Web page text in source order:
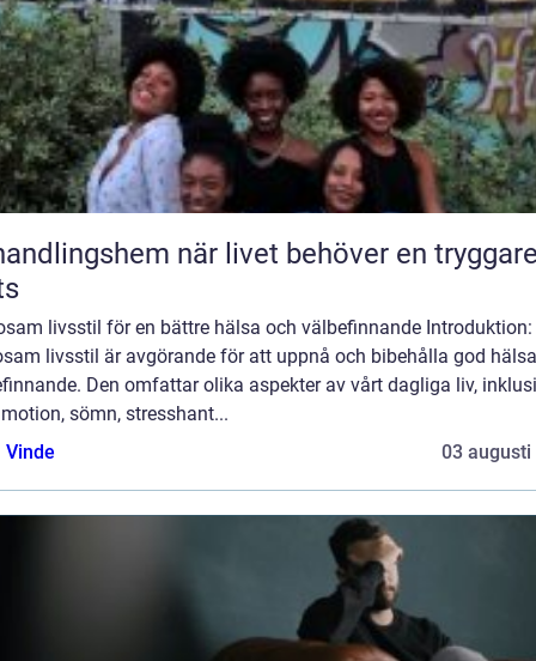
när livet behöver en tryggare
livsstil för en bättre hälsa och välbefinnande Introduktion:
livsstil är avgörande för att uppnå och bibehålla god
Den omfattar olika aspekter av vårt dagliga liv,
sömn, stresshant...
Vinde
03 augusti